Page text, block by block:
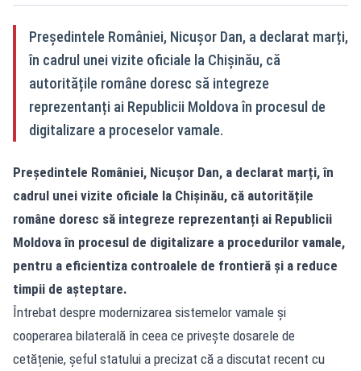
Președintele României, Nicușor Dan, a declarat marți,
în cadrul unei vizite oficiale la Chișinău, că
autoritățile române doresc să integreze
reprezentanți ai Republicii Moldova în procesul de
digitalizare a proceselor vamale.
Președintele României, Nicușor Dan, a declarat marți, în
cadrul unei vizite oficiale la Chișinău, că autoritățile
române doresc să integreze reprezentanți ai Republicii
Moldova în procesul de digitalizare a procedurilor vamale,
pentru a eficientiza controalele de frontieră și a reduce
timpii de așteptare.
Întrebat despre modernizarea sistemelor vamale și
cooperarea bilaterală în ceea ce privește dosarele de
cetățenie, șeful statului a precizat că a discutat recent cu